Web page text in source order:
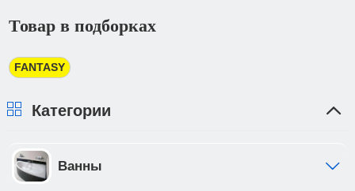
электронной почте для его оплаты в банке в
должны предоставить доверенность от фирмы-
плательщика.
Товар в подборках
FANTASY
Категории
Ванны